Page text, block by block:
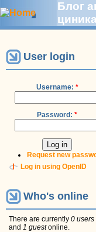
Блог
User login
Username: *
Password: *
Request new
Log in using OpenID
Who's online
There are currently 0 users
and 1 guestonline.